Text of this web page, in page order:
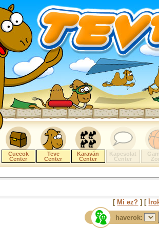
Cuccok
Center
Teve
Center
Karaván
Center
Kapcsolat
Center
[ Mi ez? ] [
haverok: